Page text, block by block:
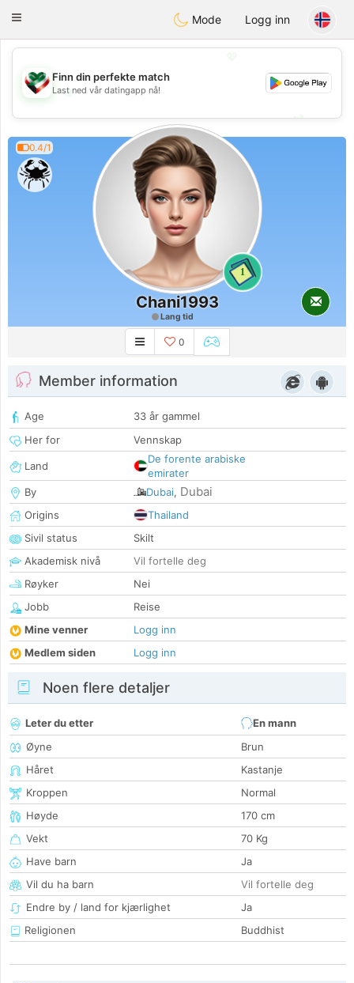
KuwaitChat
Toggle
Mode Logg inn
💖
💕
💕
Finn din perfekte match
Last ned vår datingapp nå!
0.4/1
1
Chani1993
Lang tid
0
Member information
Age
33 år gammel
Her for
Vennskap
Land
De forente arabiske
emirater
By
Dubai, Dubai
Origins
Thailand
Sivil status
Skilt
Akademisk nivå
Vil fortelle deg
Røyker
Nei
Jobb
Reise
Mine venner
Logg inn
Medlem siden
Logg inn
Noen flere detaljer
Leter du etter
En mann
Øyne
Brun
Håret
Kastanje
Kroppen
Normal
Høyde
170 cm
Vekt
70 Kg
Have barn
Ja
Vil du ha barn
Vil fortelle deg
Endre by / land for kjærlighet
Ja
Religionen
Buddhist